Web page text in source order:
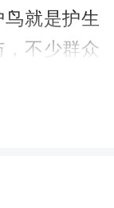
就是护生
，不少群众
志愿者耐
为及时举